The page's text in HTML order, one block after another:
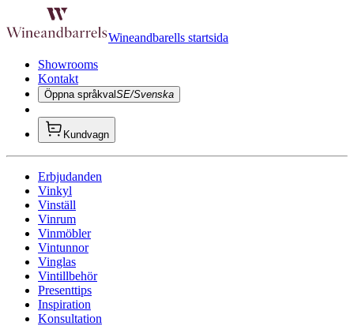
Wineandbarells startsida
Showrooms
Kontakt
Öppna språkvalSE/Svenska
Kundvagn
Erbjudanden
Vinkyl
Vinställ
Vinrum
Vinmöbler
Vintunnor
Vinglas
Vintillbehör
Presenttips
Inspiration
Konsultation